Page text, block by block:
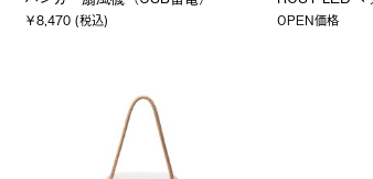
￥8,470 (税込) OPEN価格